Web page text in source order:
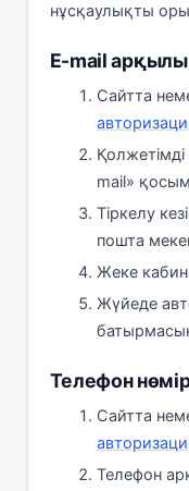
нұсқаулықты
E-mail арқылы
Сайтта
Қолжетімді
mail»
Тіркелу
пошта
Жеке
Жүйеде
Телефон
Сайтта
Телефон